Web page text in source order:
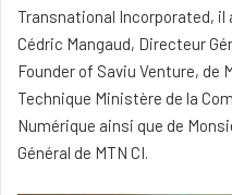
Transnational Incorporated, il
Cédric Mangaud, Directeur
Founder of Saviu Venture, de
Technique Ministère de la
Numérique ainsi que de
Général de MTN CI.